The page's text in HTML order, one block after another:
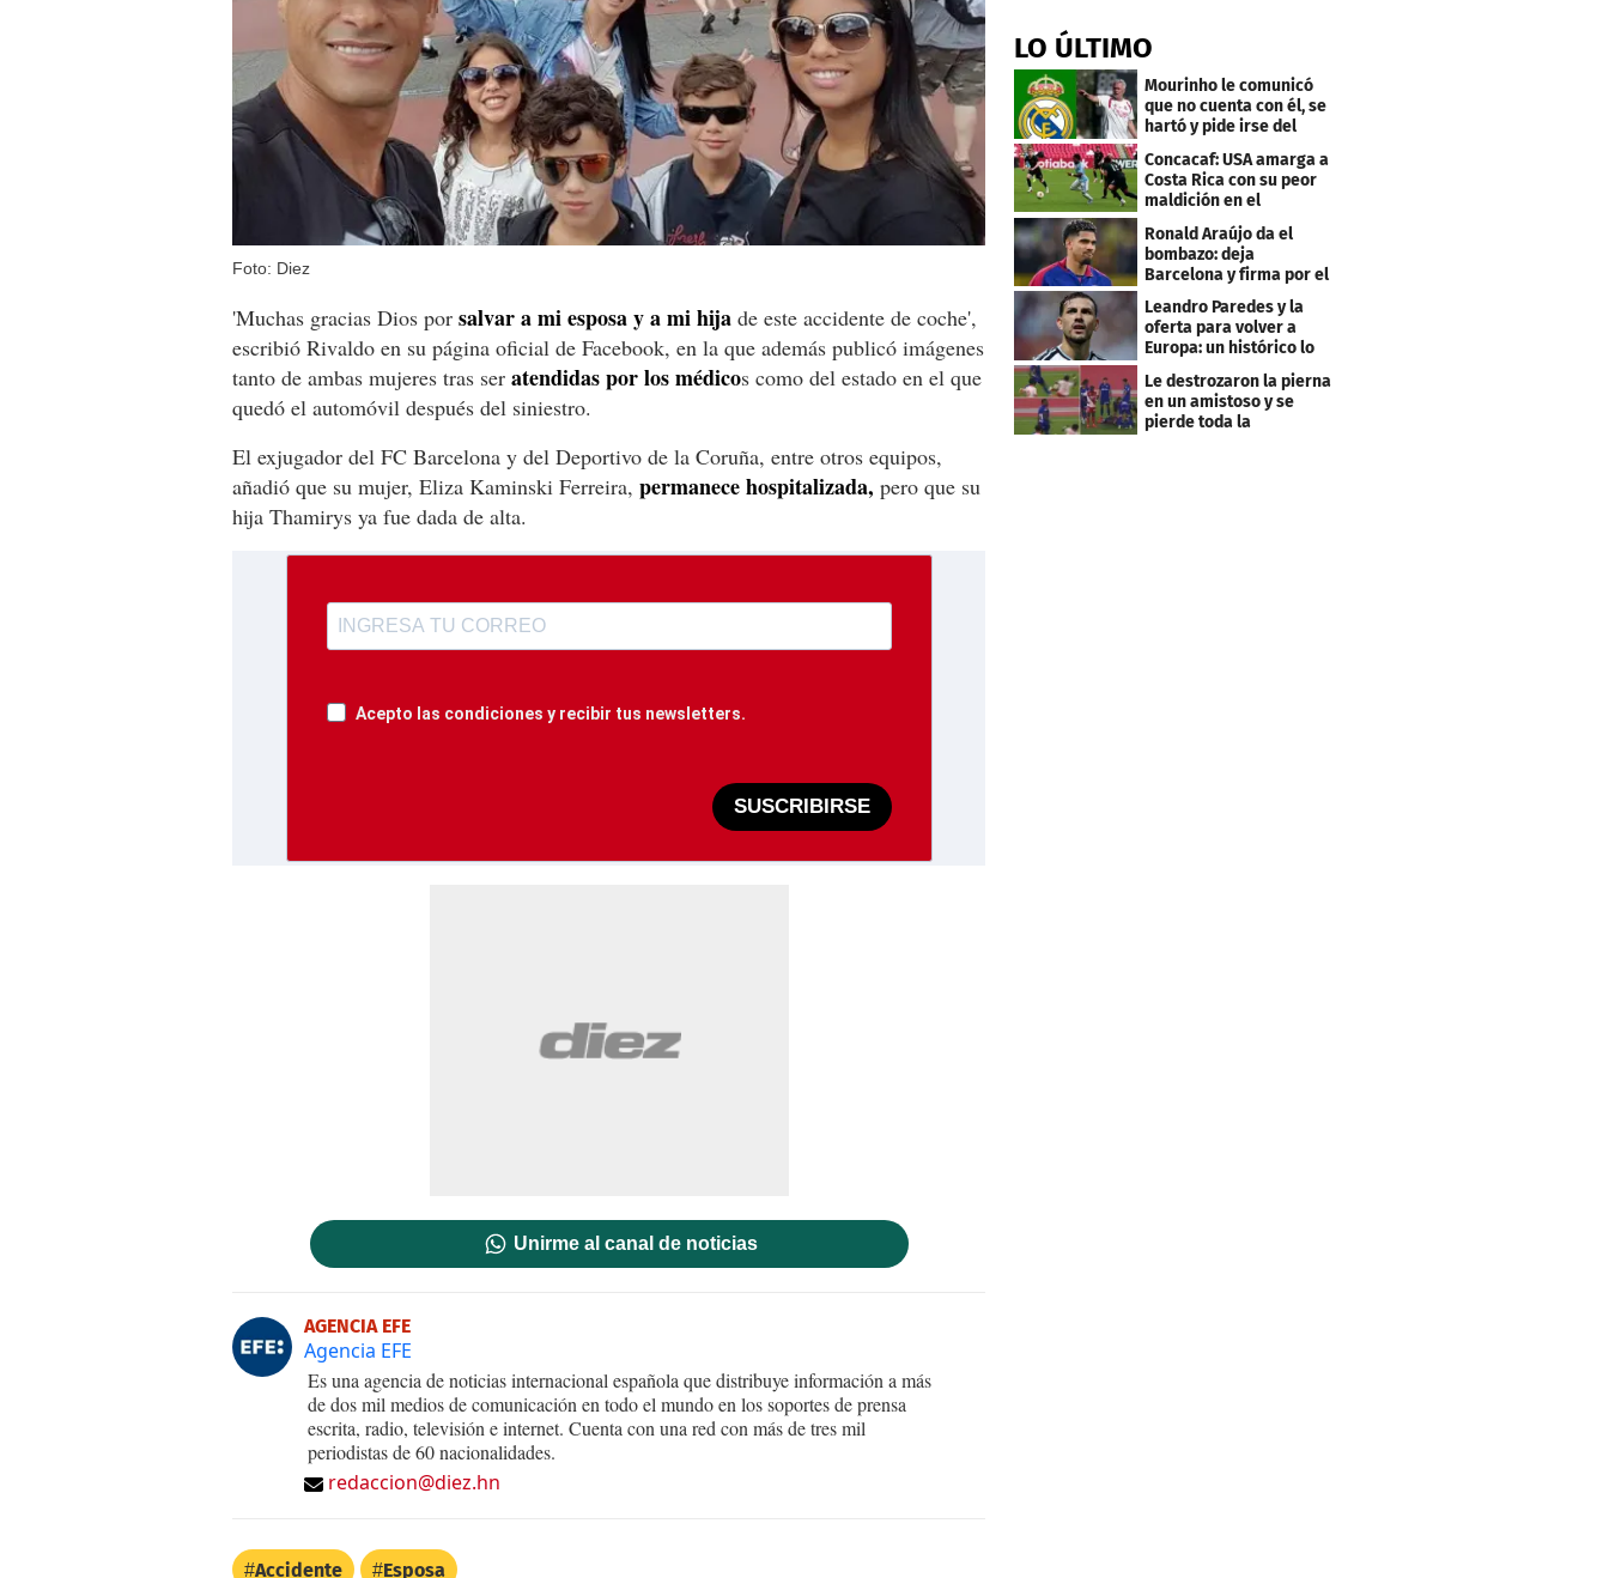
Foto: Diez
'Muchas gracias Dios por salvar a mi esposa y a mi hija de este accidente de coche',
escribió Rivaldo en su página oficial de Facebook, en la que además publicó imágenes
tanto de ambas mujeres tras ser atendidas por los médicos como del estado en el que
quedó el automóvil después del siniestro.
El exjugador del FC Barcelona y del Deportivo de la Coruña, entre otros equipos,
añadió que su mujer, Eliza Kaminski Ferreira, permanece hospitalizada, pero que su
hija Thamirys ya fue dada de alta.
Acepto las condiciones y recibir tus newsletters.
SUSCRIBIRSE
Unirme al canal de noticias
AGENCIA EFE
Agencia EFE
Es una agencia de noticias internacional española que distribuye información a más
de dos mil medios de comunicación en todo el mundo en los soportes de prensa
escrita, radio, televisión e internet. Cuenta con una red con más de tres mil
periodistas de 60 nacionalidades.
redaccion@diez.hn
Accidente Esposa
LO ÚLTIMO
Mourinho le comunicó
que no cuenta con él, se
hartó y pide irse del
Concacaf: USA amarga a
Costa Rica con su peor
maldición en el
premundial Sub-20
Ronald Araújo da el
bombazo: deja
Barcelona y firma por el
club menos pensado
Leandro Paredes y la
oferta para volver a
Europa: un histórico lo
Le destrozaron la pierna
en un amistoso y se
pierde toda la